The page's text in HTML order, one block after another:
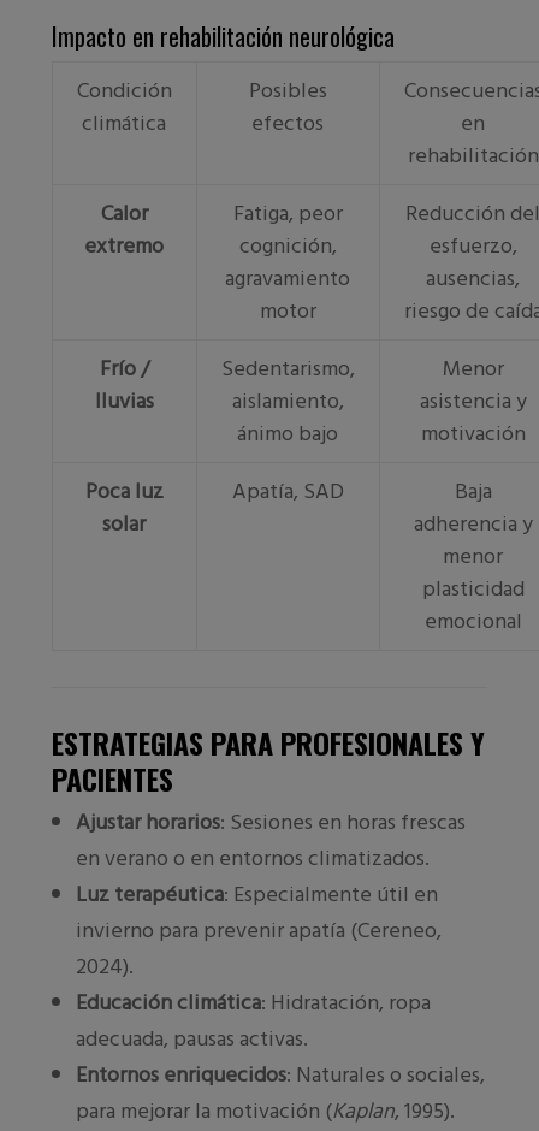
Impacto en rehabilitación neurológica
Condición
climática
Posibles
efectos
en
rehabilitación
Calor
extremo
Fatiga, peor
cognición,
agravamiento
motor
Reducción
esfuerzo,
ausencias,
riesgo de
Frío /
lluvias
Sedentarismo,
aislamiento,
ánimo bajo
Menor
asistencia y
motivación
Poca luz
solar
Apatía, SAD
Baja
adherencia y
menor
plasticidad
emocional
ESTRATEGIAS PARA PROFESIONALES Y
PACIENTES
Ajustar horarios: Sesiones en horas frescas
en verano o en entornos climatizados.
Luz terapéutica: Especialmente útil en
invierno para prevenir apatía (Cereneo,
2024).
Educación climática: Hidratación, ropa
adecuada, pausas activas.
Entornos enriquecidos: Naturales o sociales,
para mejorar la motivación (Kaplan, 1995).